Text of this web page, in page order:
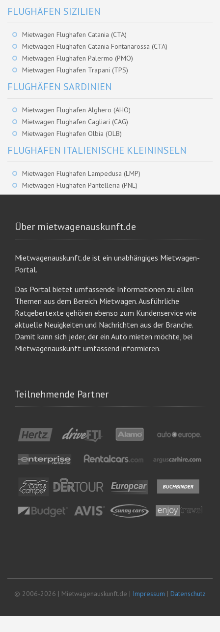
FLUGHÄFEN SIZILIEN
Mietwagen Flughafen Catania (CTA)
Mietwagen Flughafen Catania Fontanarossa (CTA)
Mietwagen Flughafen Palermo (PMO)
Mietwagen Flughafen Trapani (TPS)
FLUGHÄFEN SARDINIEN
Mietwagen Flughafen Alghero (AHO)
Mietwagen Flughafen Cagliari (CAG)
Mietwagen Flughafen Olbia (OLB)
FLUGHÄFEN ITALIENISCHE KLEININSELN
Mietwagen Flughafen Lampedusa (LMP)
Mietwagen Flughafen Pantelleria (PNL)
Über mietwagenauskunft.de
Mietwagenauskunft.de ist ein unabhängiges Mietwagen-
Portal.
Das Portal bietet umfassende Informationen zu allen
Themen aus dem Bereich Mietwagen. Ausführliche
Ratgebertexte gehören ebenso zum Kundenservice wie
aktuelle Neuigkeiten und Nachrichten aus der Branche.
Damit kann sich jeder, der ein Auto mieten möchte, bei
Mietwagenauskunft umfassend informieren.
Teilnehmende Partner
© 2006-2026 | Mietwagenauskunft.de | Impressum | Datenschutz